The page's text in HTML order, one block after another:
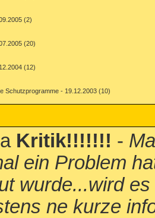
(2)
(20)
(12)
Schutzprogramme - 19.12.2003 (10)
Kritik!!!!!!! -
ein Problem
wurde...wird
ne kurze